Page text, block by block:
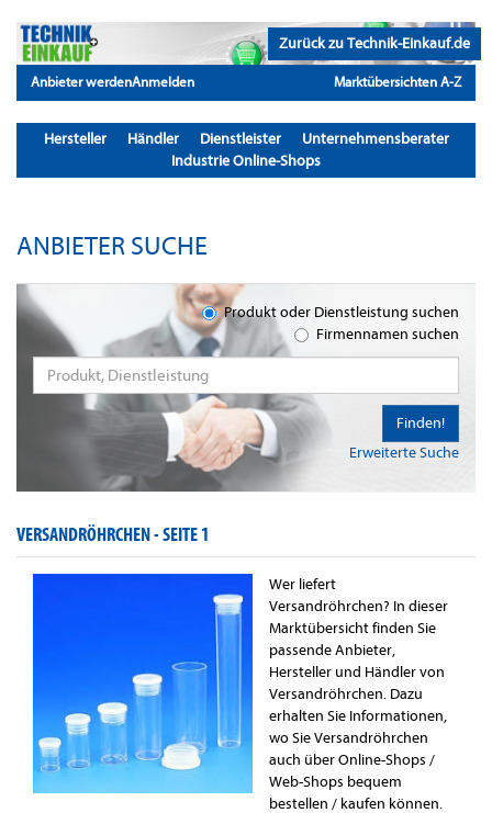
Zurück zu Technik-Einkauf.de
Anbieter werdenAnmelden Marktübersichten A-Z
Hersteller Händler Dienstleister
Unternehmensberater
Industrie Online-Shops
ANBIETER SUCHE
Produkt oder Dienstleistung suchen
Firmennamen suchen
Erweiterte Suche
Finden!
VERSANDRÖHRCHEN -SEITE 1
Wer liefert
Versandröhrchen? In dieser
Marktübersicht finden Sie
passende Anbieter,
Hersteller und Händler von
Versandröhrchen. Dazu
erhalten Sie Informationen,
wo Sie Versandröhrchen
auch über Online-Shops /
Web-Shops bequem
bestellen / kaufen können.